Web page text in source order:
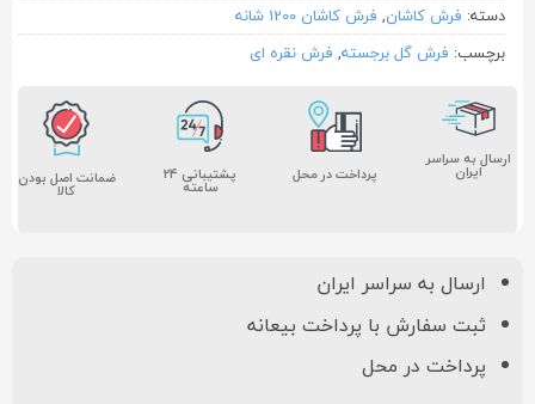
دسته: فرش کاشان, فرش کاشان 1200 شانه
برچسب: فرش گل برجسته, فرش نقره ای
ارسال به سراسر
ایران پرداخت در محل پشتیبانی ۲۴
ساعته ضمانت اصل بودن
کالا
ارسال به سراسر ایران
ثبت سفارش با پرداخت بیعانه
پرداخت در محل